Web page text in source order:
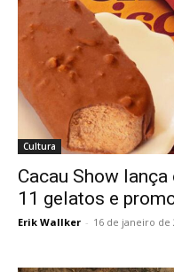
Cultura
Cacau Show
11 gelatos e
Erik Wallker - 16 de janeiro de